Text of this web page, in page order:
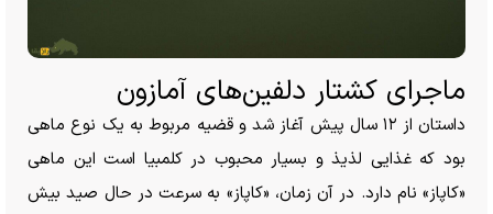
ماجرای کشتار دلفین‌های آمازون
داستان از ۱۲ سال پیش آغاز شد و قضیه مربوط به یک نوع ماهی
بود که غذایی لذیذ و بسیار محبوب در کلمبیا است این ماهی
«کاپاز» نام دارد. در آن زمان، «کاپاز» به سرعت در حال صید بیش